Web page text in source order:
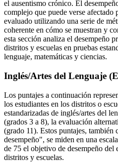
el ausentismo crónico. El
complejo que puede verse afectado
evaluado utilizando una serie de
coherente en cómo se muestran y
esta sección analiza el desempeño
distritos y escuelas en pruebas
lenguaje, matemáticas y ciencias.
Inglés/Artes del Lenguaje
Los puntajes a continuación
los estudiantes en los distritos o
estandarizadas de inglés/artes del
(grados 3 a 8), la evaluación
(grado 11). Estos puntajes,
desempeño", se miden en una
de 75 el objetivo de desempeño del
distritos y escuelas.